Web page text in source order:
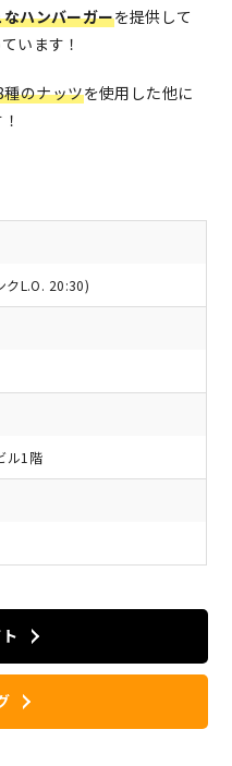
ハンバーガーを提供して
います！
種のナッツを使用した他に
クL.O. 20:30)
ル1階